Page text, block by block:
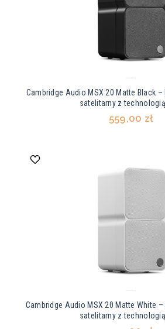
Cambridge Audio MSX 20 Matte Black
satelitarny z technologią
559,00 zł
Cambridge Audio MSX 20 Matte White
satelitarny z technologią